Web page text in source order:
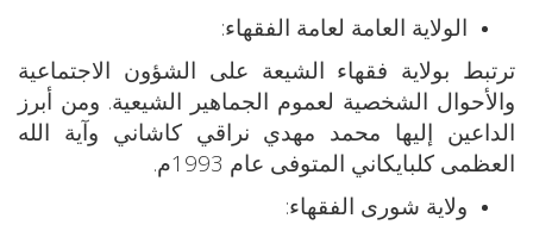
الولاية العامة لعامة الفقهاء:
ترتبط بولاية فقهاء الشيعة على الشؤون الاجتماعية
والأحوال الشخصية لعموم الجماهير الشيعية. ومن أبرز
الداعين إليها محمد مهدي نراقي كاشاني وآية الله
العظمى كلبايكاني المتوفى عام 1993م.
ولاية شورى الفقهاء: